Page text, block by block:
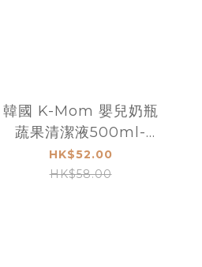
韓國 K-Mom 嬰兒奶瓶
蔬果清潔液500ml-
Liquid Type
HK$52.00
HK$58.00